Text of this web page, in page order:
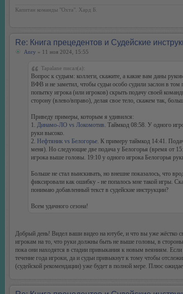
Капитан команды "Охта". Хард Б.
Re: Книга прецедентов и Судейские
Anry » 11 ноя 2024, 15:55
Tapalane писал(а):
Вопрос к судьям: коллеги, скажите, а какие вам даны
ВФВ и не заметил, чтобы судьи особо судили заслон в
попытку игрока (или игроков) скрыть подачу своей
сторону (влево/вправо), делая свое тело, скажем так,
Приведу примеры, которым я удивился:
1. Динамо-ЛО vs Локомотив. Таймкод 08:58. У одного
руки высоко.
2. Нефтяник vs Белогорье. К примеру таймкод 14:41.
меня). Но следующие две подача у Белогорья (время от
игрока выше головы. 19:10 у одного игрока Белогорья
Больше не стал выискивать, но внешне показалось, что
фиксировали как ошибку - не попалось мне такой игры.
понимаю добавленный текст в судейские инструкции?
Всем удачного сезона!
Добрый день! Видел ваши видео на ютубе, и что вы уже жёстко
игрокам на то, что руки должны быть не выше головы, в
пока они находятся в стадии привыкания к новым веяниям.
течение года игроки, да и судьи привыкнут к тому чтобы
(судейской рекомендации) уже будет в полной мере. Плюс